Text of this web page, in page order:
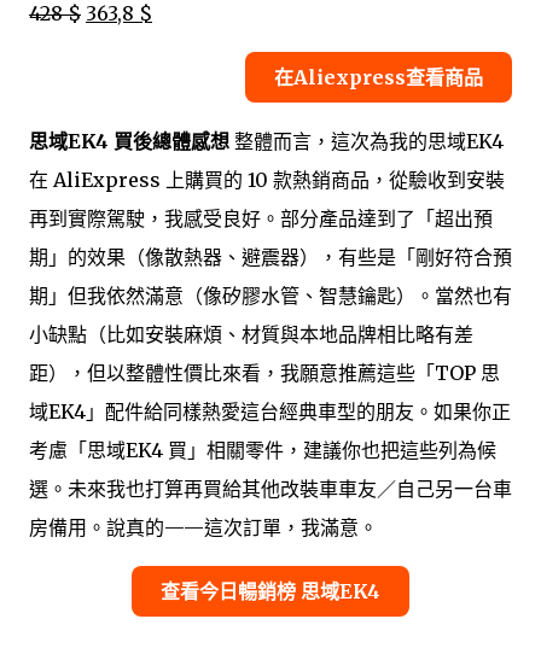
428 $ 363,8 $
在Aliexpress查看商品
思域EK4 買後總體感想 整體而言，這次為我的思域EK4
在 AliExpress 上購買的 10 款熱銷商品，從驗收到安裝
再到實際駕駛，我感受良好。部分產品達到了「超出預
期」的效果（像散熱器、避震器），有些是「剛好符合預
期」但我依然滿意（像矽膠水管、智慧鑰匙）。當然也有
小缺點（比如安裝麻煩、材質與本地品牌相比略有差
距），但以整體性價比來看，我願意推薦這些「TOP 思
域EK4」配件給同樣熱愛這台經典車型的朋友。如果你正
考慮「思域EK4 買」相關零件，建議你也把這些列為候
選。未來我也打算再買給其他改裝車車友／自己另一台車
房備用。說真的——這次訂單，我滿意。
查看今日暢銷榜 思域EK4